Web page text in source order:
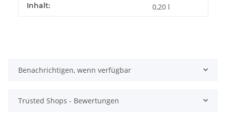
Inhalt: 0,20 l
Benachrichtigen, wenn verfügbar
Trusted Shops - Bewertungen